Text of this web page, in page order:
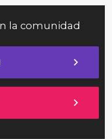
la comunidad
chevron_right
chevron_right